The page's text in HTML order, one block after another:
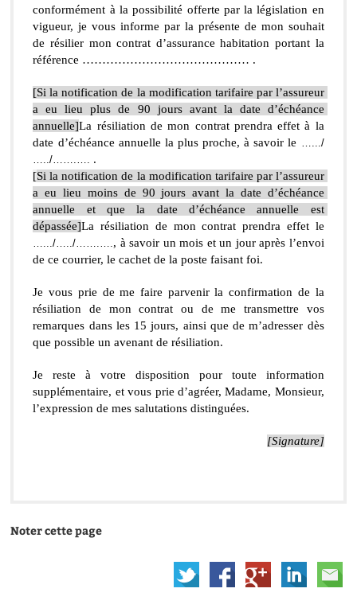
conformément à la possibilité offerte par la législation en
vigueur, je vous informe par la présente de mon souhait
de résilier mon contrat d’assurance habitation portant la
référence …………………………………… .
[Si la notification de la modification tarifaire par l’assureur
a eu lieu plus de 90 jours avant la date d’échéance
annuelle]La résiliation de mon contrat prendra effet à la
date d’échéance annuelle la plus proche, à savoir le
….../
…../…….….
.
[Si la notification de la modification tarifaire par l’assureur
a eu lieu moins de 90 jours avant la date d’échéance
annuelle et que la date d’échéance annuelle est
dépassée]
….../…../…….…. , à savoir un mois et un jour après l’envoi
de ce courrier, le cachet de la poste faisant foi.
Je vous prie de me faire parvenir la confirmation de la
résiliation de mon contrat ou de me transmettre vos
remarques dans les 15 jours, ainsi que de m’adresser dès
que possible un avenant de résiliation.
Je reste à votre disposition pour toute information
supplémentaire, et vous prie d’agréer, Madame, Monsieur,
l’expression de mes salutations distinguées.
[Signature]
Noter cette page